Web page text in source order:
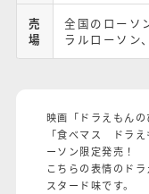
売
場
全国のローソ
ラルローソン
映画「ドラえもん
「食べマス ドラ
ーソン限定発売！
こちらの表情のド
スタード味です。